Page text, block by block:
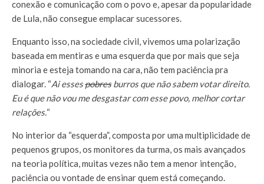
conexão e comunicação com o povo e, apesar da popularidade
de Lula, não consegue emplacar sucessores.
Enquanto isso, na sociedade civil, vivemos uma polarização
baseada em mentiras e uma esquerda que por mais que seja
minoria e esteja tomando na cara, não tem paciência pra
dialogar. “Ai essespobresburros que não sabem votar direito.
Eu é que não vou me desgastar com esse povo, melhor cortar
relações.“
No interior da “esquerda”, composta por uma multiplicidade de
pequenos grupos, os monitores da turma, os mais avançados
na teoria política, muitas vezes não tem a menor intenção,
paciência ou vontade de ensinar quem está começando.